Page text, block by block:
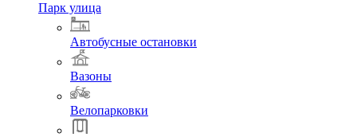
Парк улица
Автобусные остановки
Вазоны
Велопарковки